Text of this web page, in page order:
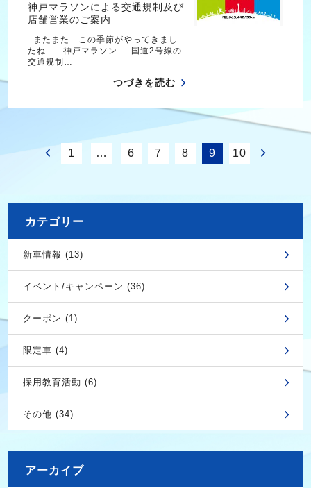
神戸マラソンによる交通規制及び
店舗営業のご案内
またまた この季節がやってきまし
たね… 神戸マラソン 国道2号線の
交通規制…
つづきを読む
1 … 6 7 8 9 10
カテゴリー
新車情報 (13)
イベント/キャンペーン (36)
クーポン (1)
限定車 (4)
採用教育活動 (6)
その他 (34)
アーカイブ